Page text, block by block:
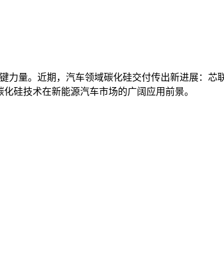
量。近期，汽车领域碳化硅交付传出新进展：芯
硅技术在新能源汽车市场的广阔应用前景。